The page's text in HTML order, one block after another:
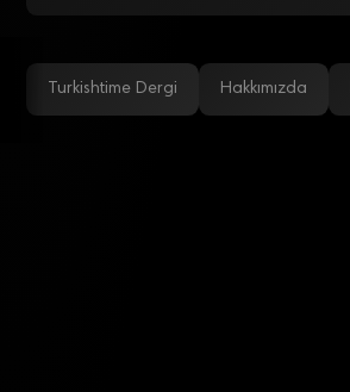
Turkishtime Dergi Hakkımızda